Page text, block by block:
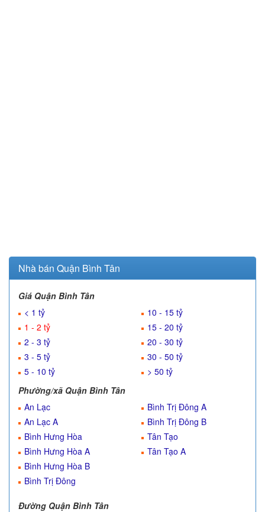
Nhà bán Quận Bình Tân
Giá Quận Bình Tân
< 1 tỷ
1 - 2 tỷ
2 - 3 tỷ
3 - 5 tỷ
5 - 10 tỷ
10 - 15 tỷ
15 - 20 tỷ
20 - 30 tỷ
30 - 50 tỷ
> 50 tỷ
Phường/xã Quận Bình Tân
An Lạc
An Lạc A
Bình Hưng Hòa
Bình Hưng Hòa A
Bình Hưng Hòa B
Bình Trị Đông
Bình Trị Đông A
Bình Trị Đông B
Tân Tạo
Tân Tạo A
Đường Quận Bình Tân